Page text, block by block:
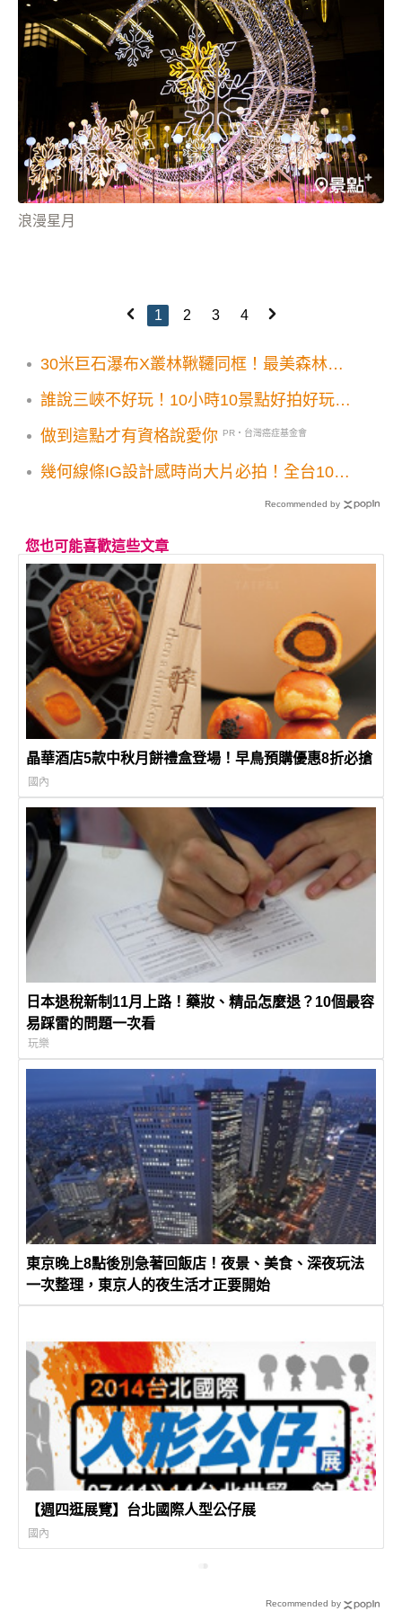
浪漫星月
1 2 3 4
30米巨石瀑布X叢林鞦韆同框！最美森林步
誰說三峽不好玩！10小時10景點好拍好玩一
做到這點才有資格說愛你 PR・台灣癌症基金會
幾何線條IG設計感時尚大片必拍！全台10大
Recommended by
您也可能喜歡這些文章
晶華酒店5款中秋月餅禮盒登場！早鳥預購優惠8折必搶
國內
日本退稅新制11月上路！藥妝、精品怎麼退？10個最容
易踩雷的問題一次看
玩樂
東京晚上8點後別急著回飯店！夜景、美食、深夜玩法
一次整理，東京人的夜生活才正要開始
【週四逛展覽】台北國際人型公仔展
國內
Recommended by